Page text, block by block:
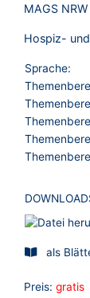
MAGS NRW
Hospiz-
Sprache:
als
Preis: gratis